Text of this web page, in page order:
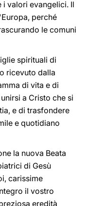
valori evangelici. Il
perché
le comuni
spirituali di
ricevuto dalla
di vita e di
a Cristo che si
e di trasfondere
e quotidiano
la nuova Beata
di Gesù
carissime
il vostro
eredità